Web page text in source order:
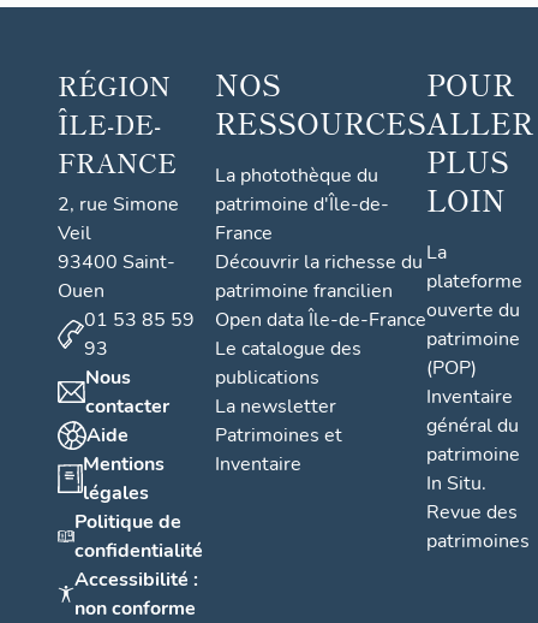
RÉGION
ÎLE-DE-
FRANCE
2, rue Simone
Veil
93400 Saint-
Ouen
01 53 85 59
93
Nous
contacter
Aide
Mentions
légales
Politique de
confidentialité
Accessibilité :
non conforme
NOS
RESSOURCES
La photothèque du
patrimoine d'Île-de-
France
Découvrir la richesse du
patrimoine francilien
Open data Île-de-France
Le catalogue des
publications
La newsletter
Patrimoines et
Inventaire
POUR
ALLER
PLUS
LOIN
La
plateforme
ouverte du
patrimoine
(POP)
Inventaire
général du
patrimoine
In Situ.
Revue des
patrimoines